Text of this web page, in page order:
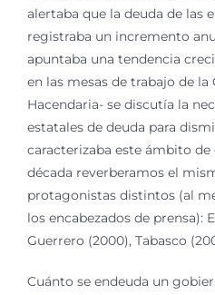
alertaba que la deuda de las
registraba un incremento
apuntaba una tendencia
en las mesas de trabajo de
Hacendaria- se discutía la
estatales de deuda para
caracterizaba este ámbito
década reverberamos el
protagonistas distintos (al
los encabezados de prensa):
Guerrero (2000), Tabasco
Cuánto se endeuda un